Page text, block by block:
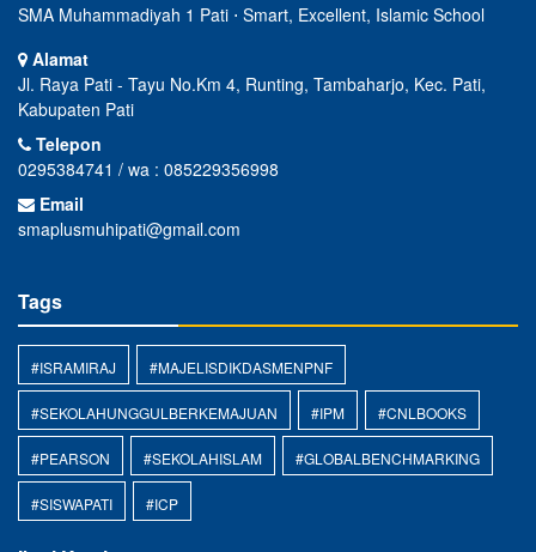
SMA Muhammadiyah 1 Pati ⋅ Smart, Excellent, Islamic School
Alamat
Jl. Raya Pati - Tayu No.Km 4, Runting, Tambaharjo, Kec. Pati,
Kabupaten Pati
Telepon
0295384741 / wa : 085229356998
Email
smaplusmuhipati@gmail.com
Tags
#ISRAMIRAJ #MAJELISDIKDASMENPNF
#SEKOLAHUNGGULBERKEMAJUAN #IPM #CNLBOOKS
#PEARSON #SEKOLAHISLAM #GLOBALBENCHMARKING
#SISWAPATI #ICP